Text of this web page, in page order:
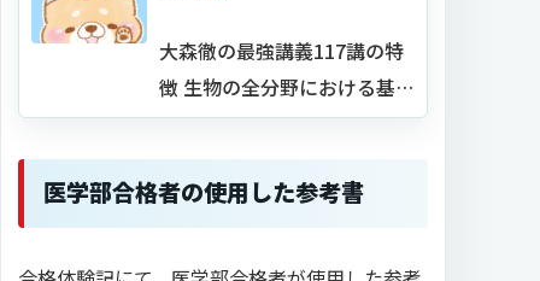
大森徹の最強講義117講の特
徴 生物の全分野における基本
事項が網羅されており、117
講の各分野に分かれて詳しく
説明されています。 また、適
当なタイミングで「最強ポイ
ント」として要点がまとめら
医学部合格者の使用した参考書